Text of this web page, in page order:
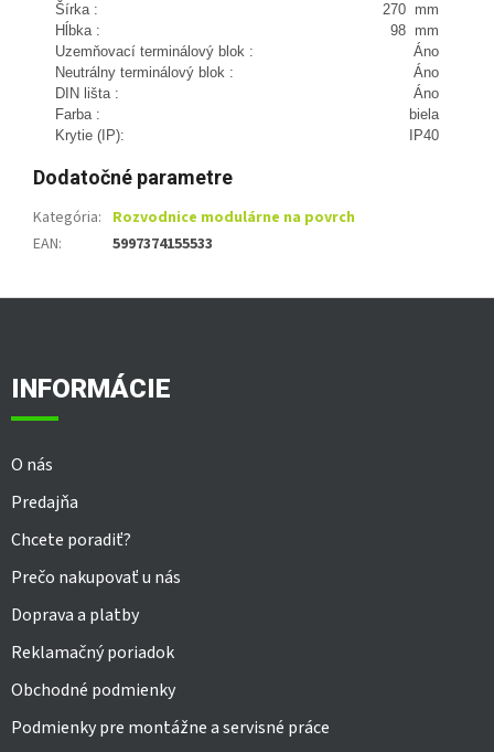
Šírka :
270 mm
Hĺbka :
98 mm
Uzemňovací terminálový blok :
Áno
Neutrálny terminálový blok :
Áno
DIN lišta :
Áno
Farba :
biela
Krytie (IP):
IP40
Dodatočné parametre
Kategória: Rozvodnice modulárne na povrch
EAN: 5997374155533
INFORMÁCIE
O nás
Predajňa
Chcete poradiť?
Prečo nakupovať u nás
Doprava a platby
Reklamačný poriadok
Obchodné podmienky
Podmienky pre montážne a servisné práce